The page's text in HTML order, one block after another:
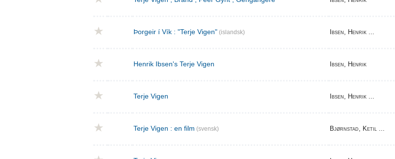
Þorgeir í Vík : "Terje Vigen" (islandsk) Ibsen, Henrik ...
Henrik Ibsen's Terje Vigen Ibsen, Henrik
Terje Vigen Ibsen, Henrik ...
Terje Vigen : en film (svensk) Bjørnstad, Ketil ...